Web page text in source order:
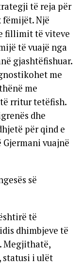
të reja për
fëmijët. Një
fillimit të viteve
të vuajë nga
gjashtëfishuar.
me
me
rritur tetëfish.
dhe
për qind e
vuajnë
së
të
dhimbjeve të
Megjithatë,
statusi i ulët